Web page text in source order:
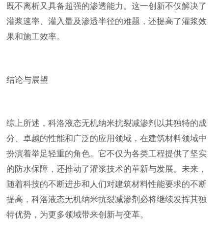
既不离析又具备超强的渗透能力。这一创新不仅解决了
灌浆速率、灌入量及渗透半径的难题，还提高了灌浆效
果和施工效率。
结论与展望
综上所述，科洛液态无机纳米抗裂减渗剂以其独特的成
分、卓越的性能和广泛的应用领域，在建筑材料领域中
扮演着举足轻重的角色。它不仅为各类工程提供了坚实
的防水保障，还推动了灌浆技术的革新与发展。未来，
随着科技的不断进步和人们对建筑材料性能要求的不断
提高，科洛液态无机纳米抗裂减渗剂必将继续发挥其独
特优势，为更多领域带来创新与变革。